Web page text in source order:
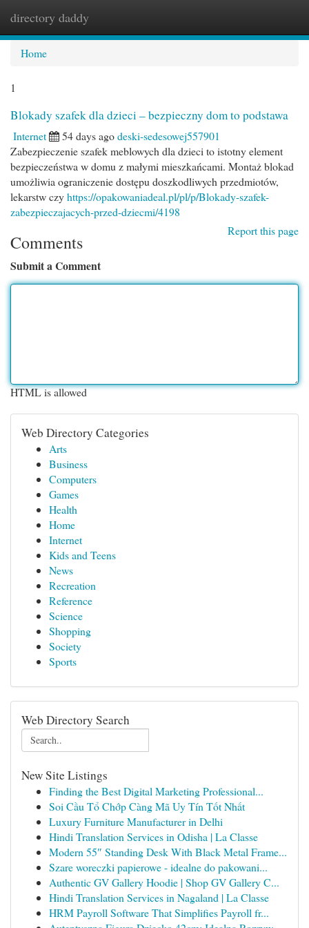
directory daddy
Home
1
Blokady szafek dla dzieci – bezpieczny dom to podstawa
Internet 54 days agodeski-sedesowej557901
Zabezpieczenie szafek meblowych dla dzieci to istotny element
bezpieczeństwa w domu z małymi mieszkańcami. Montaż blokad
umożliwia ograniczenie dostępu doszkodliwych przedmiotów,
lekarstw czyhttps://opakowaniadeal.pl/pl/p/Blokady-szafek-
zabezpieczajacych-przed-dziecmi/4198
Report this page
Comments
Submit a Comment
HTML is allowed
Web Directory Categories
Arts
Business
Computers
Games
Health
Home
Internet
Kids and Teens
News
Recreation
Reference
Science
Shopping
Society
Sports
Web Directory Search
New Site Listings
Finding the Best Digital Marketing Professional...
Soi Cầu Tổ Chớp Càng Mã Uy Tín Tốt Nhất
Luxury Furniture Manufacturer in Delhi
Hindi Translation Services in Odisha | La Classe
Modern 55″ Standing Desk With Black Metal Frame...
Szare woreczki papierowe - idealne do pakowani...
Authentic GV Gallery Hoodie | Shop GV Gallery C...
Hindi Translation Services in Nagaland | La Classe
HRM Payroll Software That Simplifies Payroll fr...